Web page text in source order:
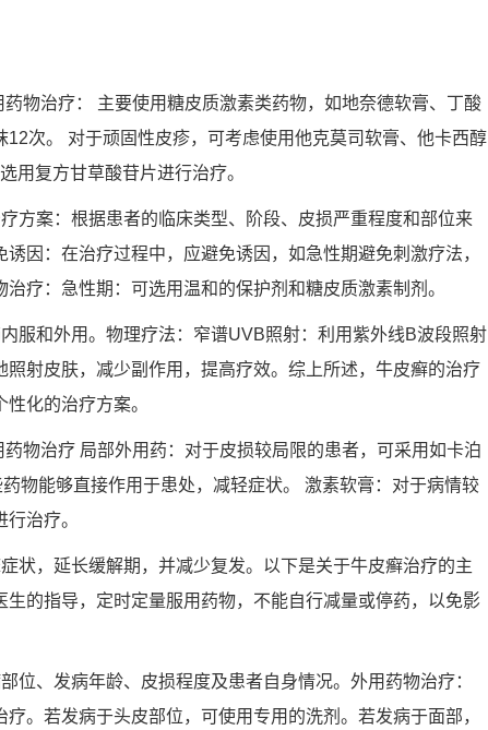
物治疗： 主要使用糖皮质激素类药物，如地奈德软膏、丁酸
次。 对于顽固性皮疹，可考虑使用他克莫司软膏、他卡西醇
用复方甘草酸苷片进行治疗。
方案：根据患者的临床类型、阶段、皮损严重程度和部位来
因：在治疗过程中，应避免诱因，如急性期避免刺激疗法，
疗：急性期：可选用温和的保护剂和糖皮质激素制剂。
服和外用。物理疗法：窄谱UVB照射：利用紫外线B波段照射
射皮肤，减少副作用，提高疗效。综上所述，牛皮癣的治疗
化的治疗方案。
物治疗 局部外用药：对于皮损较局限的患者，可采用如卡泊
物能够直接作用于患处，减轻症状。 激素软膏：对于病情较
治疗。
状，延长缓解期，并减少复发。以下是关于牛皮癣治疗的主
的指导，定时定量服用药物，不能自行减量或停药，以免影
位、发病年龄、皮损程度及患者自身情况。外用药物治疗：
。若发病于头皮部位，可使用专用的洗剂。若发病于面部，